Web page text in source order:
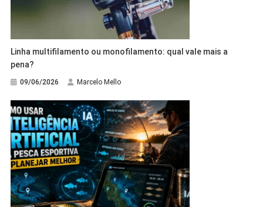
Linha multifilamento ou monofilamento: qual vale mais a
pena?
09/06/2026 Marcelo Mello